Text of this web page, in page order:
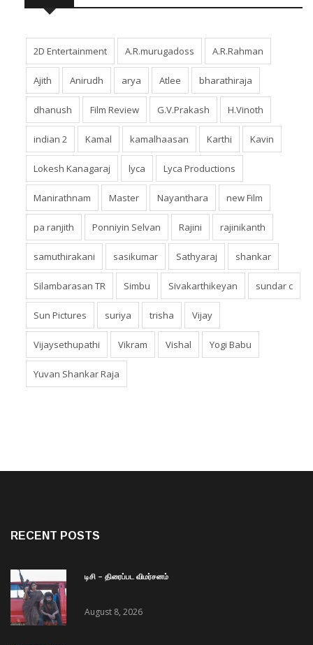
2D Entertainment A.R.murugadoss A.R.Rahman
Ajith Anirudh arya Atlee bharathiraja
dhanush Film Review G.V.Prakash H.Vinoth
indian 2 Kamal kamalhaasan Karthi Kavin
Lokesh Kanagaraj lyca Lyca Productions
Manirathnam Master Nayanthara new Film
pa ranjith Ponniyin Selvan Rajini rajinikanth
samuthirakani sasikumar Sathyaraj shankar
Silambarasan TR Simbu Sivakarthikeyan sundar c
Sun Pictures suriya trisha Vijay
Vijaysethupathi Vikram Vishal Yogi Babu
Yuvan Shankar Raja
RECENT POSTS
டிசி – திரைப்பட விமர்சனம்
August 8, 2026